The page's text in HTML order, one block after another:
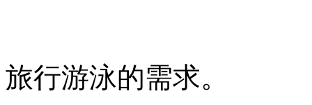
旅行游泳的需求。